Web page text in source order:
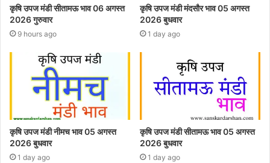
कृषि उपज मंडी सीतामऊ भाव 06 अगस्त
2026 गुरुवार
9 hours ago
कृषि उपज मंडी मंदसौर भाव 05 अगस्त
2026 बुधवार
1 day ago
कृषि उपज मंडी नीमच भाव 05 अगस्त
2026 बुधवार
1 day ago
कृषि उपज मंडी सीतामऊ भाव 05 अगस्त
2026 बुधवार
1 day ago